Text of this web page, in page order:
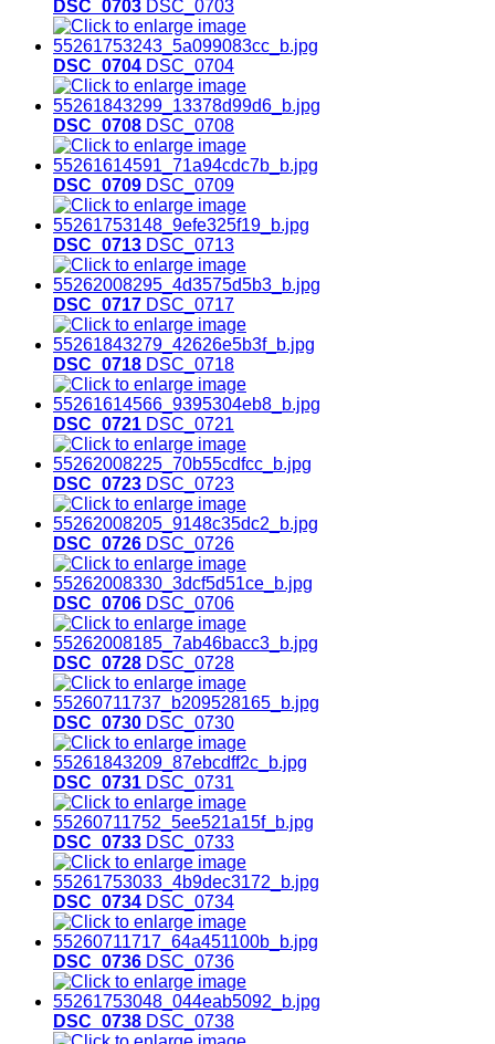
DSC_0703 DSC_0703
DSC_0704 DSC_0704
DSC_0708 DSC_0708
DSC_0709 DSC_0709
DSC_0713 DSC_0713
DSC_0717 DSC_0717
DSC_0718 DSC_0718
DSC_0721 DSC_0721
DSC_0723 DSC_0723
DSC_0726 DSC_0726
DSC_0706 DSC_0706
DSC_0728 DSC_0728
DSC_0730 DSC_0730
DSC_0731 DSC_0731
DSC_0733 DSC_0733
DSC_0734 DSC_0734
DSC_0736 DSC_0736
DSC_0738 DSC_0738